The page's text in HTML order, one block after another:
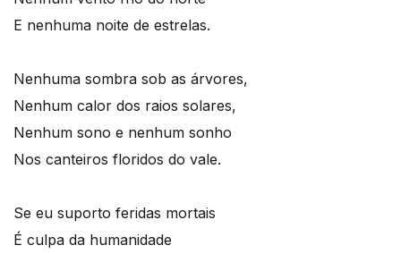
E nenhuma noite de estrelas.
Nenhuma sombra sob as árvores,
Nenhum calor dos raios solares,
Nenhum sono e nenhum sonho
Nos canteiros floridos do vale.
Se eu suporto feridas mortais
É culpa da humanidade